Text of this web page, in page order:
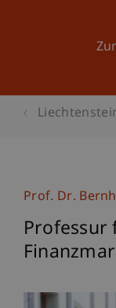
Prof. Dr.
Professur